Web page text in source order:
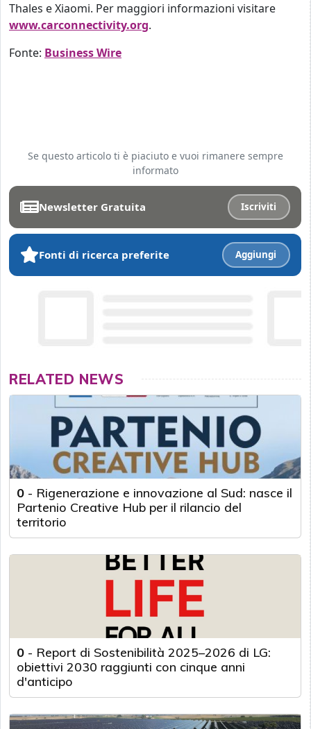
Thales e Xiaomi. Per maggiori informazioni visitare
www.carconnectivity.org.
Fonte: Business Wire
Se questo articolo ti è piaciuto e vuoi rimanere sempre
informato
Newsletter Gratuita Iscriviti
Fonti di ricerca preferite Aggiungi
RELATED NEWS
0 - Rigenerazione e innovazione al Sud: nasce il
Partenio Creative Hub per il rilancio del
territorio
0 - Report di Sostenibilità 2025–2026 di LG:
obiettivi 2030 raggiunti con cinque anni
d'anticipo